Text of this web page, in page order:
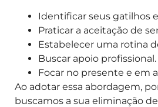
Identificar seus gatilhos
Praticar a aceitação de
Estabelecer uma rotina
Buscar apoio profissional.
Focar no presente e em
Ao adotar essa abordagem,
buscamos a sua eliminação